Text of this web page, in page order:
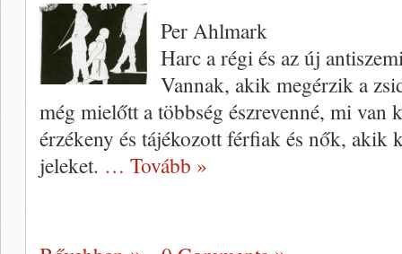
Per Ahlmark
Harc a régi és az új
Vannak, akik megérzik a
még mielőtt a többség észrevenné, mi
érzékeny és tájékozott férfiak és nők, akik
jeleket. … Tovább »